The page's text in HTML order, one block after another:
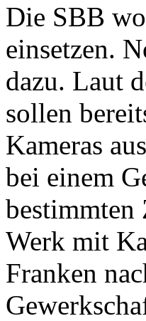
Die SBB
einsetzen.
dazu. Laut
sollen
Kameras
bei einem
bestimmten
Werk mit
Franken